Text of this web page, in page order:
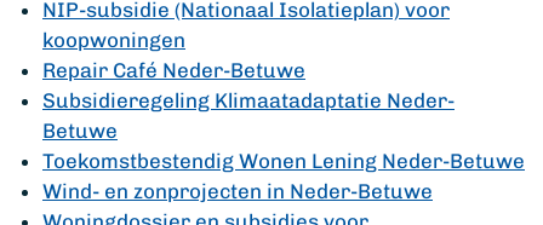
NIP-subsidie (Nationaal Isolatieplan) voor
koopwoningen
Repair Café Neder-Betuwe
Subsidieregeling Klimaatadaptatie Neder-
Betuwe
Toekomstbestendig Wonen Lening Neder-Betuwe
Wind- en zonprojecten in Neder-Betuwe